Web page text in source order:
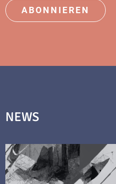
ABONNIEREN
NEWS